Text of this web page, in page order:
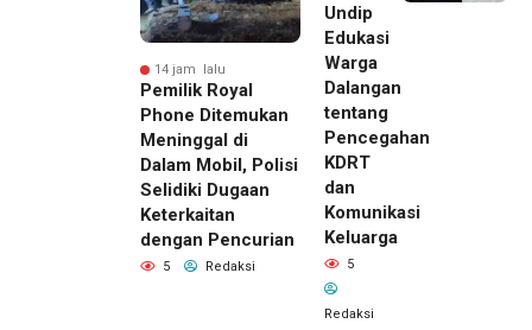
14 jam lalu
Pemilik Royal
Phone Ditemukan
Meninggal di
Dalam Mobil, Polisi
Selidiki Dugaan
Keterkaitan
dengan Pencurian
5 Redaksi
Undip
Edukasi
Warga
Dalangan
tentang
Pencegahan
KDRT
dan
Komunikasi
Keluarga
5
Redaksi